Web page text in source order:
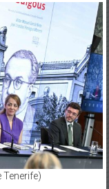
Tenerife)